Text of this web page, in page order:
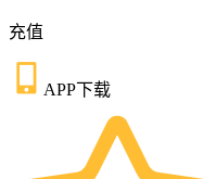
充值
APP下载